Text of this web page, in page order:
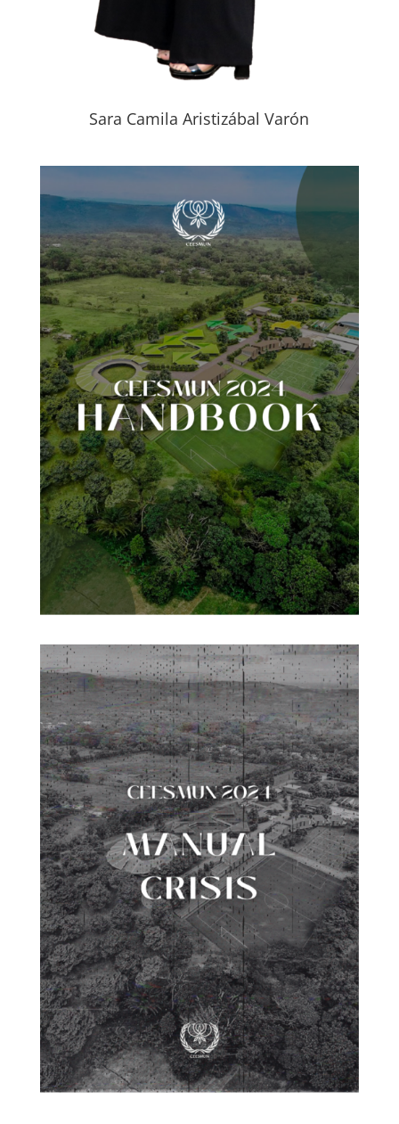
Sara Camila Aristizábal Varón